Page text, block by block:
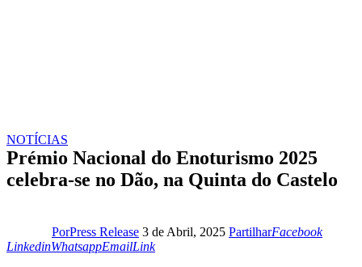
NOTÍCIAS
Prémio Nacional do Enoturismo 2025
celebra-se no Dão, na Quinta do Castelo
PorPress Release 3 de Abril, 2025 PartilharFacebook
LinkedinWhatsapp
WhatsappEmail
EmailCopy
Link